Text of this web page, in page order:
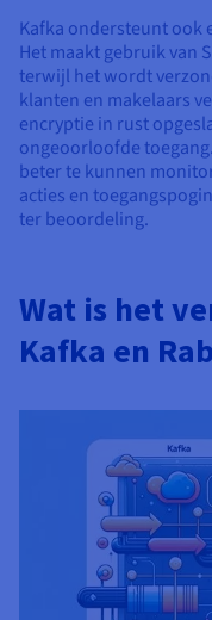
Kafka ondersteunt ook
Het maakt gebruik van
terwijl het wordt
klanten en makelaars
encryptie in rust
ongeoorloofde
beter te kunnen
acties en
ter beoordeling.
Wat is het
Kafka en